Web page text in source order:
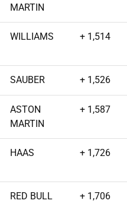
MARTIN
WILLIAMS + 1,514
SAUBER + 1,526
ASTON
MARTIN
+ 1,587
HAAS + 1,726
RED BULL + 1,706